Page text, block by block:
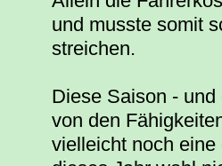
und musste somit
streichen.
Diese Saison -
von den
vielleicht noch